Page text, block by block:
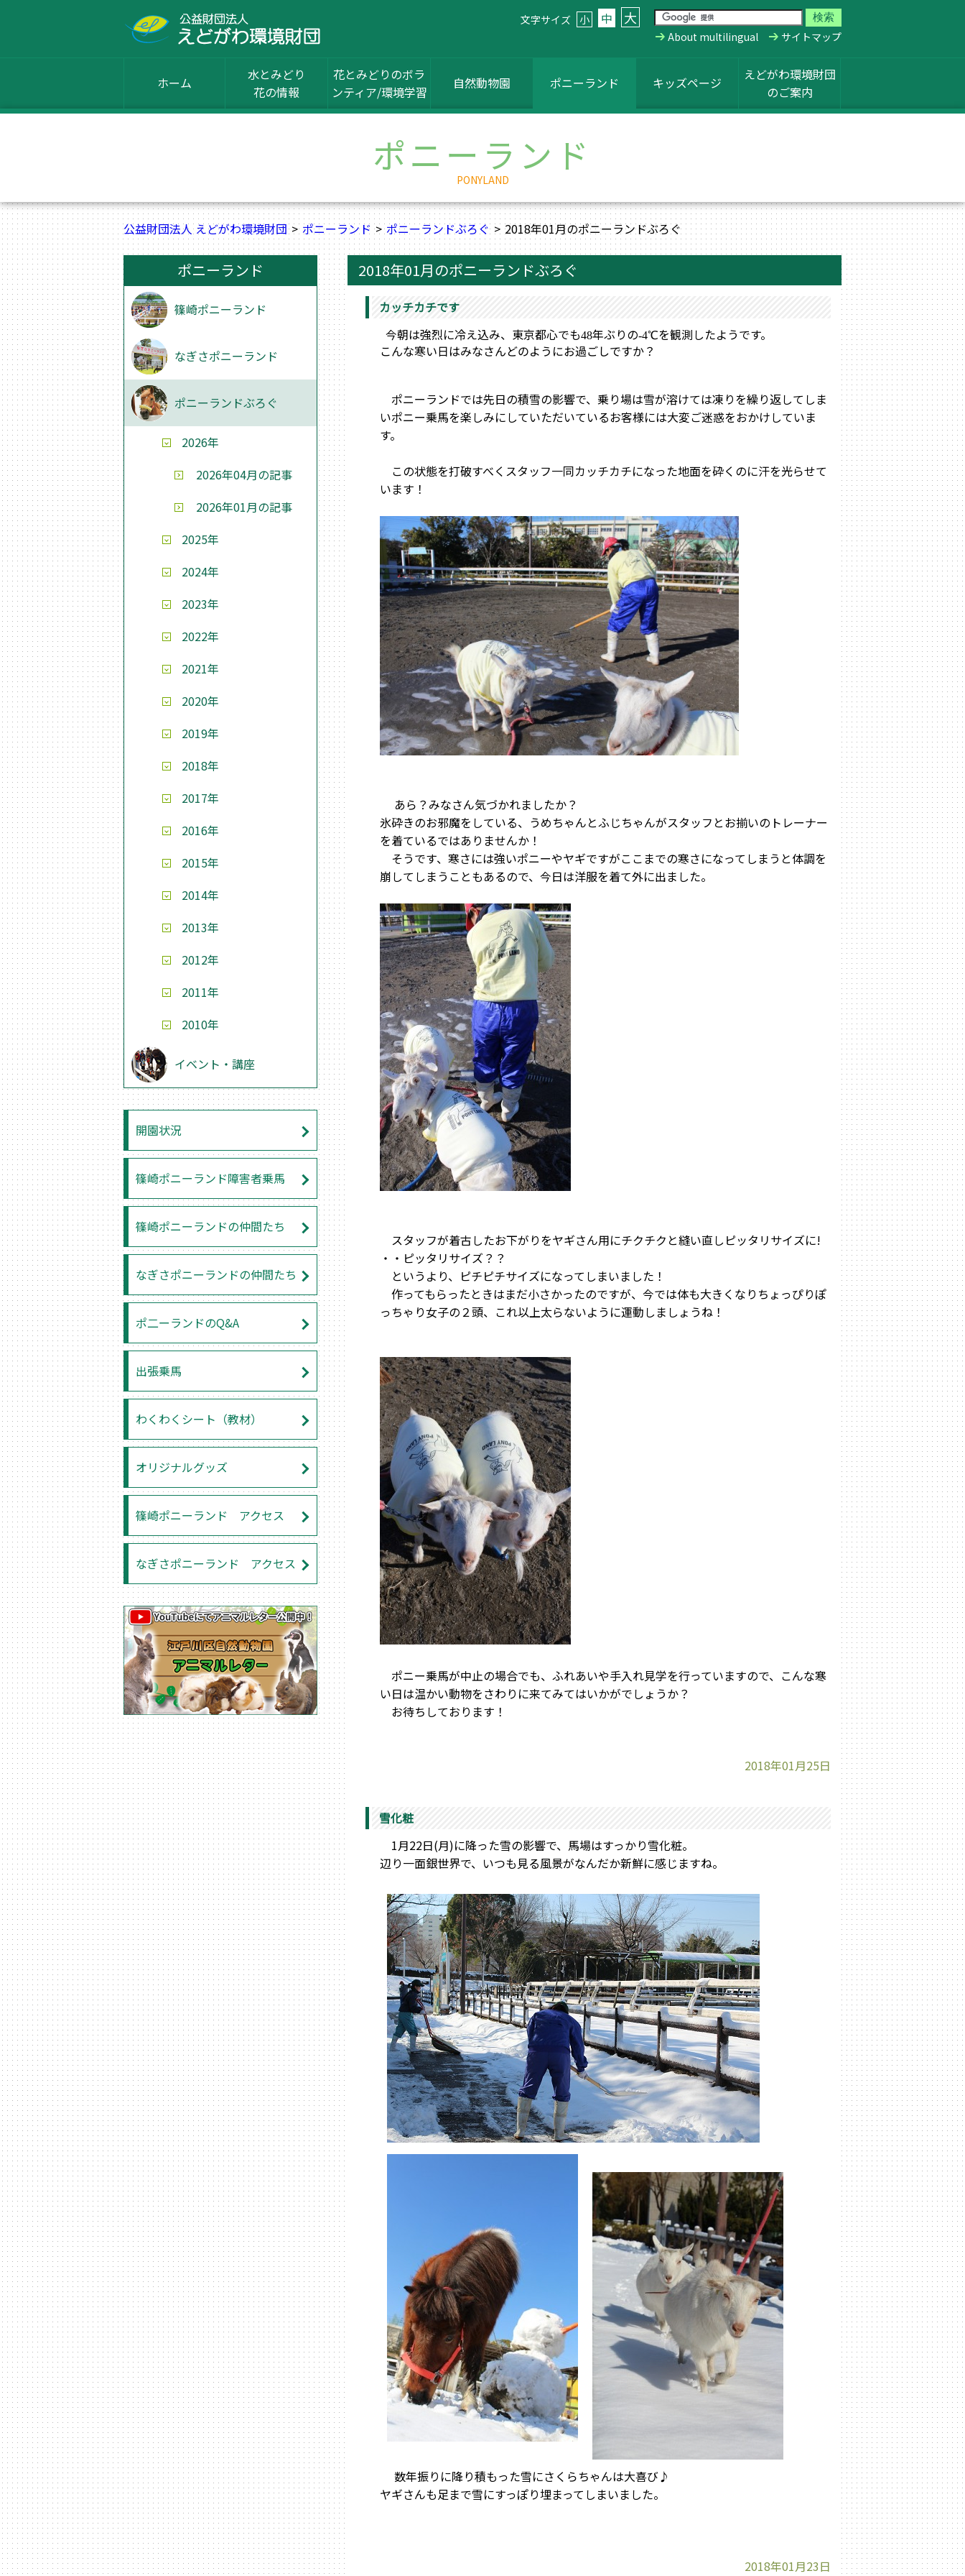
文字サイズ 小 中 大
About multilingual サイトマップ
ホーム
水とみどり
花の情報
花とみどりのボラ
ンティア/環境学習
自然動物園 ポニーランド キッズページ
えどがわ環境財団
のご案内
ポニーランド
PONYLAND
公益財団法人 えどがわ環境財団 ポニーランド ポニーランドぶろぐ 2018年01月のポニーランドぶろぐ
2018年01月のポニーランドぶろぐ
カッチカチです
今朝は強烈に冷え込み、東京都心でも48年ぶりの-4℃を観測したようです。
こんな寒い日はみなさんどのようにお過ごしですか？
ポニーランドでは先日の積雪の影響で、乗り場は雪が溶けては凍りを繰り返してしま
いポニー乗馬を楽しみにしていただいているお客様には大変ご迷惑をおかけしていま
す。
この状態を打破すべくスタッフ一同カッチカチになった地面を砕くのに汗を光らせて
います！
あら？みなさん気づかれましたか？
氷砕きのお邪魔をしている、うめちゃんとふじちゃんがスタッフとお揃いのトレーナー
を着ているではありませんか！
そうです、寒さには強いポニーやヤギですがここまでの寒さになってしまうと体調を
崩してしまうこともあるので、今日は洋服を着て外に出ました。
スタッフが着古したお下がりをヤギさん用にチクチクと縫い直しピッタリサイズに!
・・ピッタリサイズ？？
というより、ピチピチサイズになってしまいました！
作ってもらったときはまだ小さかったのですが、今では体も大きくなりちょっぴりぽ
っちゃり女子の２頭、これ以上太らないように運動しましょうね！
ポニー乗馬が中止の場合でも、ふれあいや手入れ見学を行っていますので、こんな寒
い日は温かい動物をさわりに来てみてはいかがでしょうか？
お待ちしております！
2018年01月25日
雪化粧
1月22日(月)に降った雪の影響で、馬場はすっかり雪化粧。
辺り一面銀世界で、いつも見る風景がなんだか新鮮に感じますね。
数年振りに降り積もった雪にさくらちゃんは大喜び♪
ヤギさんも足まで雪にすっぽり埋まってしまいました。
2018年01月23日
ポニーランド
篠崎ポニーランド
なぎさポニーランド
ポニーランドぶろぐ
2026年
2026年04月の記事
2026年01月の記事
2025年
2024年
2023年
2022年
2021年
2020年
2019年
2018年
2017年
2016年
2015年
2014年
2013年
2012年
2011年
2010年
イベント・講座
開園状況
篠崎ポニーランド障害者乗馬
篠崎ポニーランドの仲間たち
なぎさポニーランドの仲間たち
ポ二ーランドのQ&A
出張乗馬
わくわくシート（教材）
オリジナルグッズ
篠崎ポニーランド アクセス
なぎさポニーランド アクセス